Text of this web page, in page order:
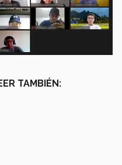
TAMBIÉN: